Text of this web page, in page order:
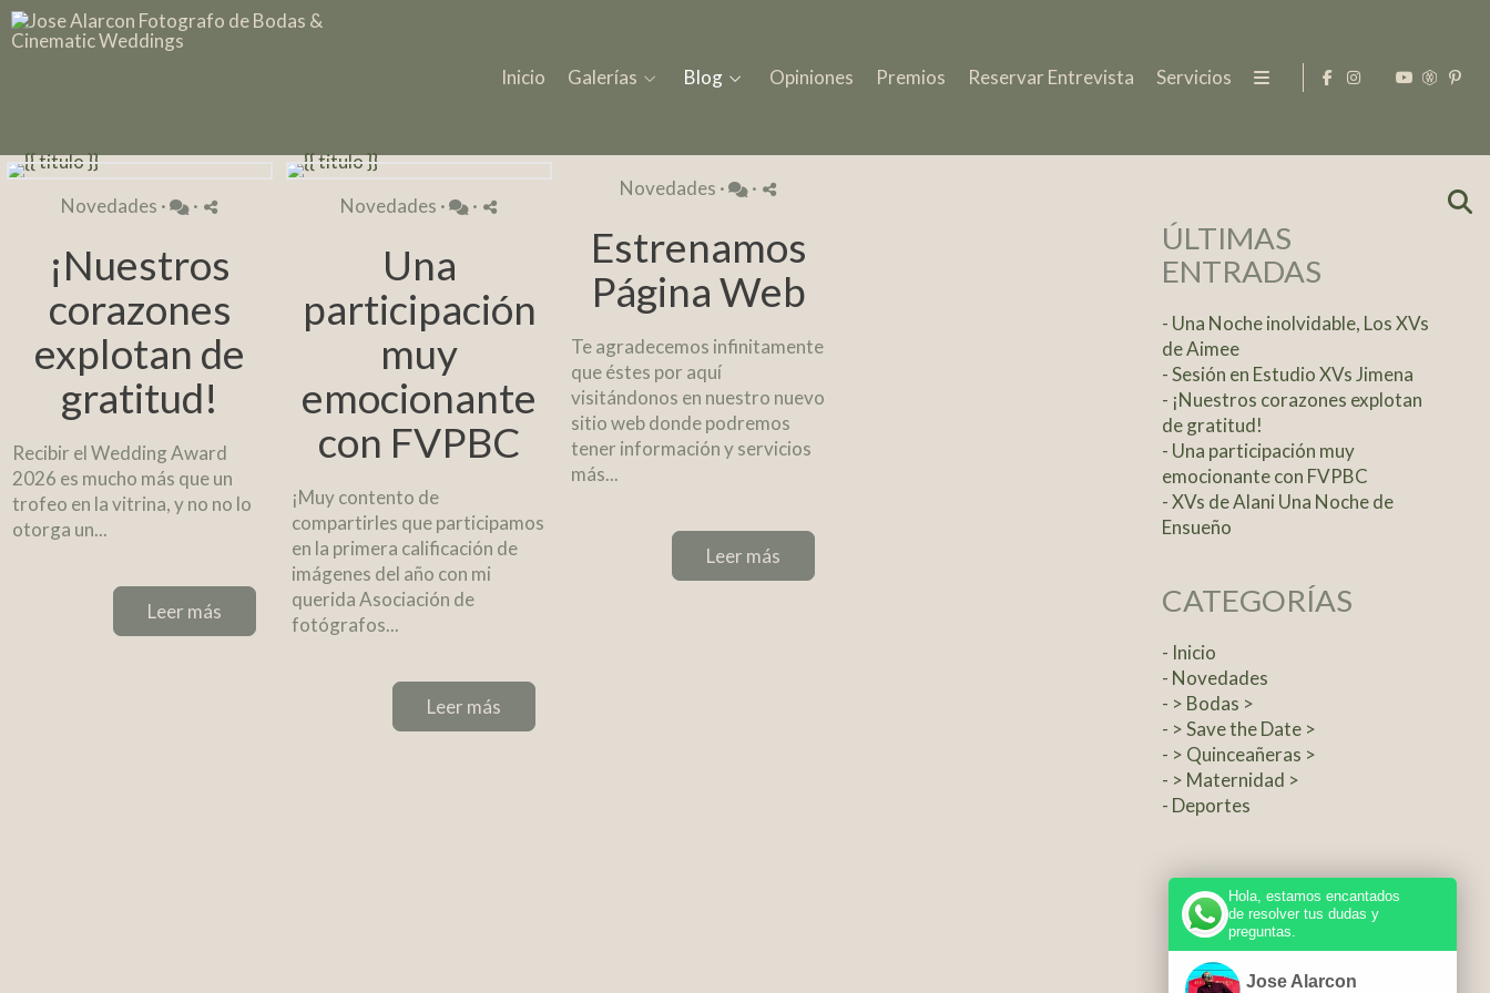
Inicio Galerías Blog Opiniones Premios Reservar Entrevista Servicios
Novedades · ·
¡Nuestros
corazones
explotan de
gratitud!
Recibir el Wedding Award
2026 es mucho más que un
trofeo en la vitrina, y no no lo
otorga un...
Leer más
Novedades · ·
Una
participación
muy
emocionante
con FVPBC
¡Muy contento de
compartirles que participamos
en la primera calificación de
imágenes del año con mi
querida Asociación de
fotógrafos...
Leer más
Novedades · ·
Estrenamos
Página Web
Te agradecemos infinitamente
que éstes por aquí
visitándonos en nuestro nuevo
sitio web donde podremos
tener información y servicios
más...
Leer más
ÚLTIMAS
ENTRADAS
- Una Noche inolvidable, Los XVs
de Aimee
- Sesión en Estudio XVs Jimena
- ¡Nuestros corazones explotan
de gratitud!
- Una participación muy
emocionante con FVPBC
- XVs de Alani Una Noche de
Ensueño
CATEGORÍAS
- Inicio
- Novedades
- > Bodas >
- > Save the Date >
- > Quinceañeras >
- > Maternidad >
- Deportes
Hola, estamos encantados
de resolver tus dudas y
preguntas.
Jose Alarcon